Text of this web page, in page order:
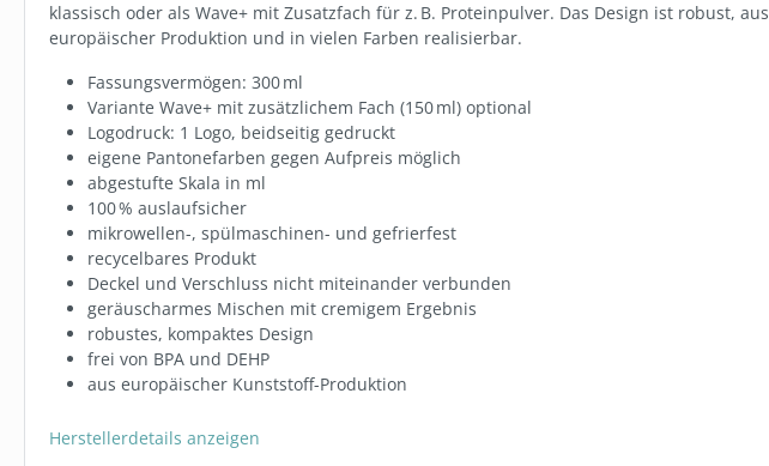
klassisch oder als Wave+ mit Zusatzfach für z. B. Proteinpulver. Das Design ist robust, aus
europäischer Produktion und in vielen Farben realisierbar.
Fassungsvermögen: 300 ml
Variante Wave+ mit zusätzlichem Fach (150 ml) optional
Logodruck: 1 Logo, beidseitig gedruckt
eigene Pantonefarben gegen Aufpreis möglich
abgestufte Skala in ml
100 % auslaufsicher
mikrowellen-, spülmaschinen- und gefrierfest
recycelbares Produkt
Deckel und Verschluss nicht miteinander verbunden
geräuscharmes Mischen mit cremigem Ergebnis
robustes, kompaktes Design
frei von BPA und DEHP
aus europäischer Kunststoff-Produktion
Herstellerdetails anzeigen